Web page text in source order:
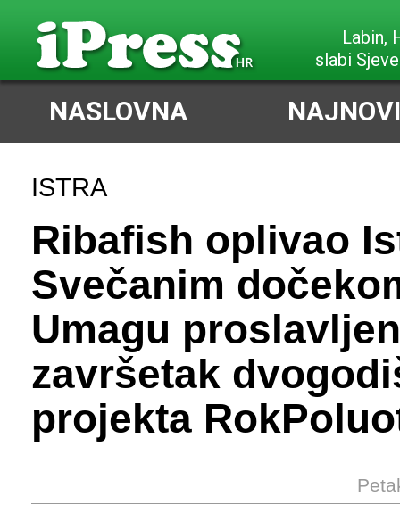
vrlo slab
NASLOVNA
ISTRA
Ribafish oplivao
Svečanim
Umagu proslavljen
završetak
projekta